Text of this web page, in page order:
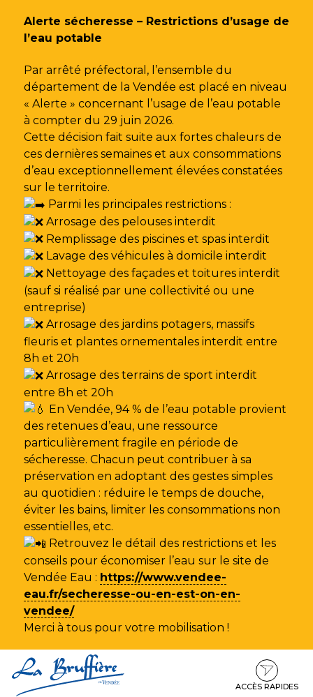
Alerte sécheresse – Restrictions d’usage de
l’eau potable
Par arrêté préfectoral, l’ensemble du
département de la Vendée est placé en niveau
« Alerte » concernant l’usage de l’eau potable
à compter du 29 juin 2026.
Cette décision fait suite aux fortes chaleurs de
ces dernières semaines et aux consommations
d’eau exceptionnellement élevées constatées
sur le territoire.
Parmi les principales restrictions :
Arrosage des pelouses interdit
Remplissage des piscines et spas interdit
Lavage des véhicules à domicile interdit
Nettoyage des façades et toitures interdit
(sauf si réalisé par une collectivité ou une
entreprise)
Arrosage des jardins potagers, massifs
fleuris et plantes ornementales interdit entre
8h et 20h
Arrosage des terrains de sport interdit
entre 8h et 20h
En Vendée, 94 % de l’eau potable provient
des retenues d’eau, une ressource
particulièrement fragile en période de
sécheresse. Chacun peut contribuer à sa
préservation en adoptant des gestes simples
au quotidien : réduire le temps de douche,
éviter les bains, limiter les consommations non
essentielles, etc.
Retrouvez le détail des restrictions et les
conseils pour économiser l’eau sur le site de
Vendée Eau : https://www.vendee-
eau.fr/secheresse-ou-en-est-on-en-
vendee/
Merci à tous pour votre mobilisation !
au
contenu
au
ACCÈS RAPIDES